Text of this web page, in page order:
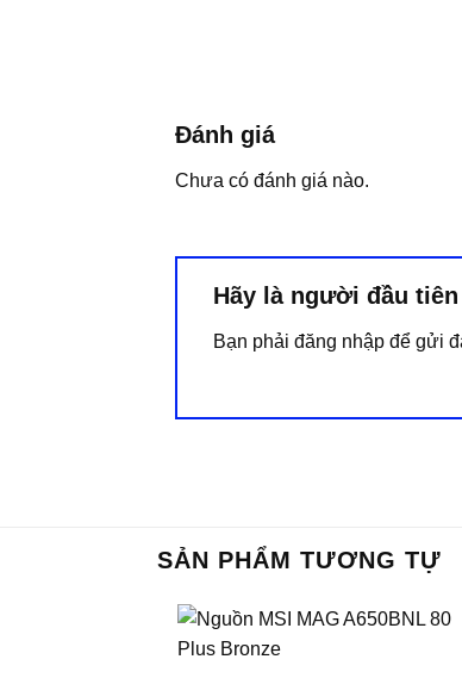
Đánh giá
Chưa có đánh giá nào.
Hãy là người đầu tiên
Bạn phải đăng nhập để gửi
SẢN PHẨM TƯƠNG TỰ